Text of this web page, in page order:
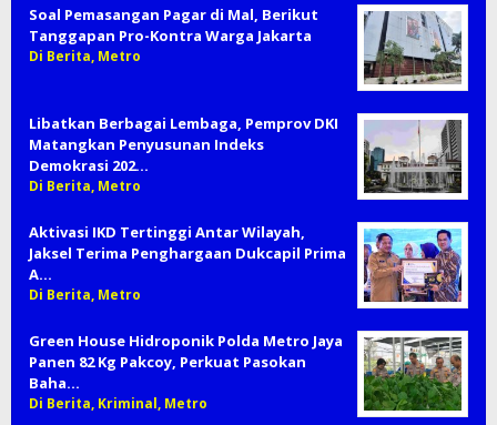
Soal Pemasangan Pagar di Mal, Berikut
Tanggapan Pro-Kontra Warga Jakarta
Di Berita, Metro
Libatkan Berbagai Lembaga, Pemprov DKI
Matangkan Penyusunan Indeks
Demokrasi 202…
Di Berita, Metro
Aktivasi IKD Tertinggi Antar Wilayah,
Jaksel Terima Penghargaan Dukcapil Prima
A…
Di Berita, Metro
Green House Hidroponik Polda Metro Jaya
Panen 82 Kg Pakcoy, Perkuat Pasokan
Baha…
Di Berita, Kriminal, Metro